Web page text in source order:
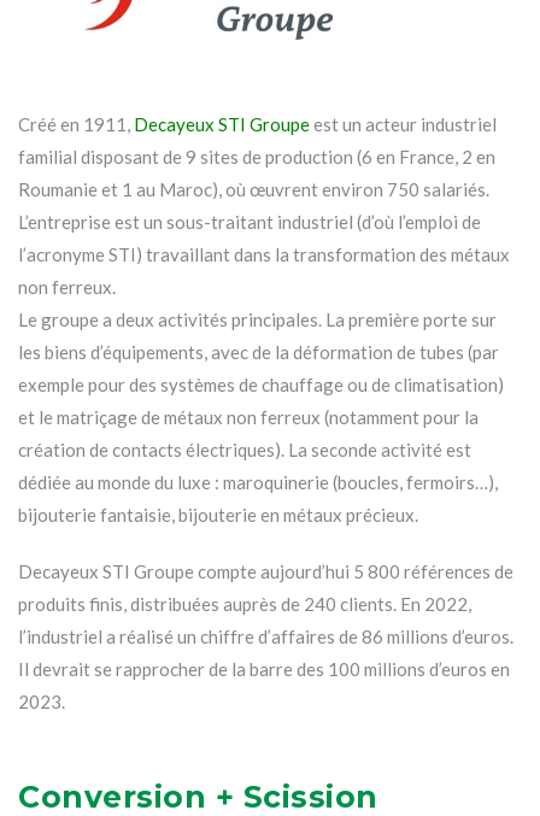
Créé en 1911, Decayeux STI Groupeest un acteur industriel
familial disposant de 9 sites de production (6 en France, 2 en
Roumanie et 1 au Maroc), où œuvrent environ 750 salariés.
L’entreprise est un sous-traitant industriel (d’où l’emploi de
l’acronyme STI) travaillant dans la transformation des métaux
non ferreux.
Le groupe a deux activités principales. La première porte sur
les biens d’équipements, avec de la déformation de tubes (par
exemple pour des systèmes de chauffage ou de climatisation)
et le matriçage de métaux non ferreux (notamment pour la
création de contacts électriques). La seconde activité est
dédiée au monde du luxe : maroquinerie (boucles, fermoirs…),
bijouterie fantaisie, bijouterie en métaux précieux.
Decayeux STI Groupe compte aujourd’hui 5 800 références de
produits finis, distribuées auprès de 240 clients. En 2022,
l’industriel a réalisé un chiffre d’affaires de 86 millions d’euros.
Il devrait se rapprocher de la barre des 100 millions d’euros en
2023.
Conversion + Scission